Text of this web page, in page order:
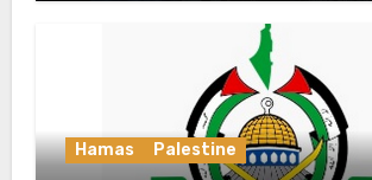
Hamas Palestine